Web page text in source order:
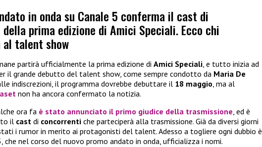
in onda su Canale 5 conferma il cast di
prima edizione di Amici Speciali. Ecco chi
talent show
partirà ufficialmente la prima edizione di Amici Speciali, e tutto inizia ad
il grande debutto del talent show, come sempre condotto da Maria De
indiscrezioni, il programma dovrebbe debuttare il 18 maggio, ma al
non ha ancora confermato la notizia.
ora fa è stato annunciato il primo giudice della trasmissione, ed è
il cast di concorrenti che parteciperà alla trasmissione. Già da diversi giorni
i rumor in merito ai protagonisti del talent. Adesso a togliere ogni dubbio è
che nel corso del nuovo promo andato in onda, ufficializza i nomi.